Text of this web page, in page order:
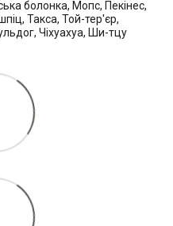
болонка, Мопс, Пекінес,
Такса, Той-тер'єр,
Чіхуахуа, Ши-тцу